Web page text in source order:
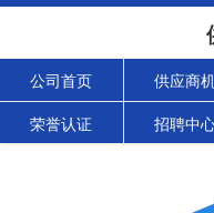
公司首页 供应商
荣誉认证 招聘中